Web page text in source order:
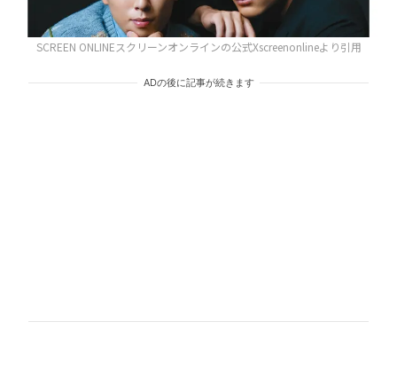
SCREEN ONLINEスクリーンオンラインの公式Xscreenonlineより引用
ADの後に記事が続きます